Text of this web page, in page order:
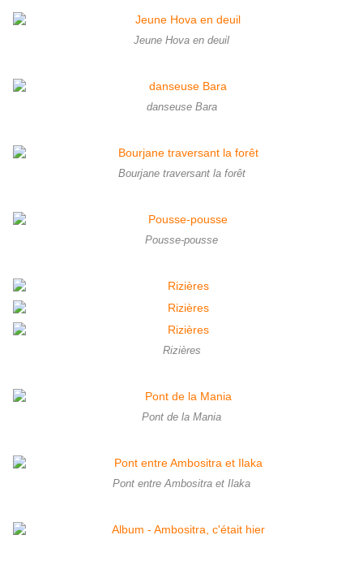
Jeune Hova en deuil
danseuse Bara
Bourjane traversant la forêt
Pousse-pousse
Rizières
Pont de la Mania
Pont entre Ambositra et Ilaka